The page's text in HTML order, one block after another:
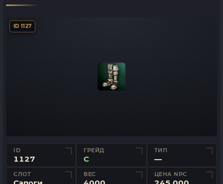
ID 1127
ID
1127
ГРЕЙД
C
ТИП
—
СЛОТ ВЕС ЦЕНА NPC